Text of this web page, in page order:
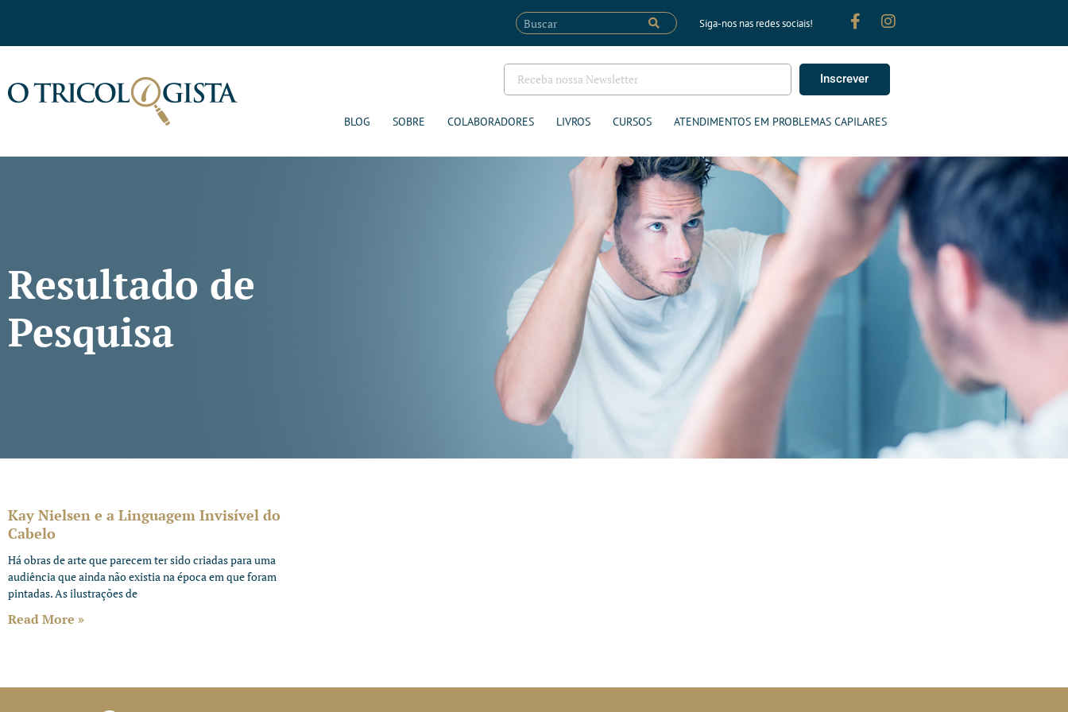
Siga-nos nas redes sociais!
Inscrever
BLOG SOBRE COLABORADORES LIVROS CURSOS ATENDIMENTOS EM PROBLEMAS CAPILARES
Resultado de
Pesquisa
Kay Nielsen e a Linguagem Invisível do
Cabelo
Há obras de arte que parecem ter sido criadas para uma
audiência que ainda não existia na época em que foram
pintadas. As ilustrações de
Read More »